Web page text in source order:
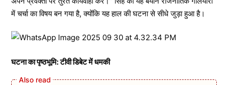
में चर्चा का विषय बन गया है, क्योंकि यह हाल की घटना से सीधे जुड़ा हुआ है।
घटना का पृष्ठभूमि: टीवी डिबेट में धमकी